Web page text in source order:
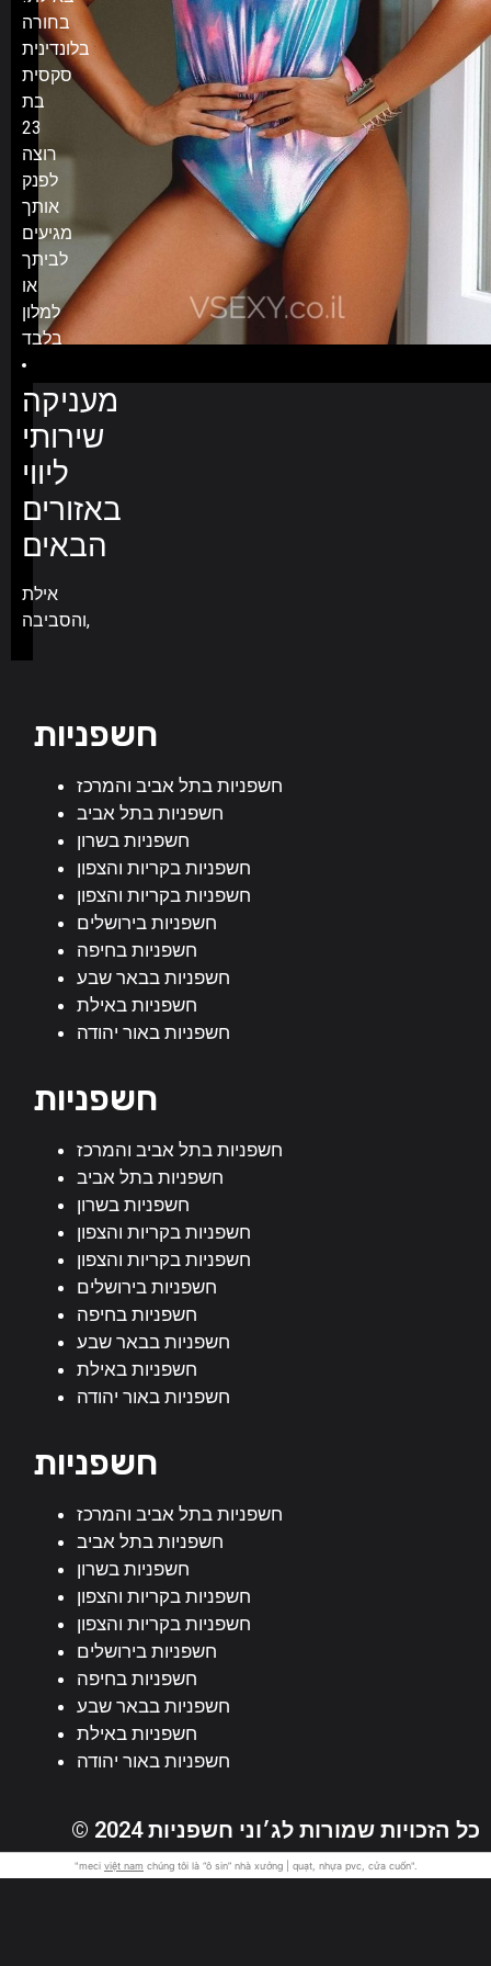
בחורה
בלונדינית
סקסית
בת
23
רוצה
לפנק
אותך
מגיעים
לביתך
או
למלון
בלבד
מעניקה
שירותי
ליווי
באזורים
הבאים
אילת
והסביבה,
חשפניות
חשפניות בתל אביב והמרכז
חשפניות בתל אביב
חשפניות בשרון
חשפניות בקריות והצפון
חשפניות בקריות והצפון
חשפניות בירושלים
חשפניות בחיפה
חשפניות בבאר שבע
חשפניות באילת
חשפניות באור יהודה
חשפניות
חשפניות בתל אביב והמרכז
חשפניות בתל אביב
חשפניות בשרון
חשפניות בקריות והצפון
חשפניות בקריות והצפון
חשפניות בירושלים
חשפניות בחיפה
חשפניות בבאר שבע
חשפניות באילת
חשפניות באור יהודה
חשפניות
חשפניות בתל אביב והמרכז
חשפניות בתל אביב
חשפניות בשרון
חשפניות בקריות והצפון
חשפניות בקריות והצפון
חשפניות בירושלים
חשפניות בחיפה
חשפניות בבאר שבע
חשפניות באילת
חשפניות באור יהודה
© 2024 כל הזכויות שמורות לג׳וני חשפניות
"meci việt nam chúng tôi là “ô sin” nhà xưởng | quạt, nhựa pvc, cửa cuốn".